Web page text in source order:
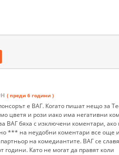
( преди 6 години )
е ВАГ. Когато пишат нещо за
цветя и рози иако има негативни
ВАГ бяха с изключени коментари,
*** на неудобни коментари все още
на комедиантите. ВАГ се
години. Като не могат да правят коли